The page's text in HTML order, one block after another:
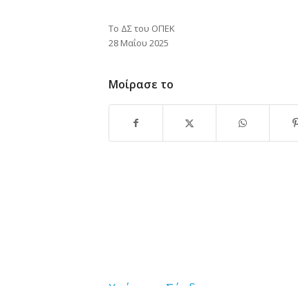
Το ΔΣ του ΟΠΕΚ
28 Μαΐου 2025
Μοίρασε το